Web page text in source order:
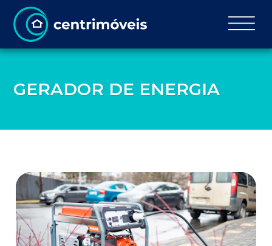
GERADOR DE ENERGIA